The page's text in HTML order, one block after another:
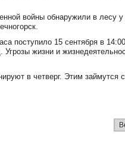
войны обнаружили в лесу у
поступило 15 сентября в
жизни и
в четверг. Этим займутся